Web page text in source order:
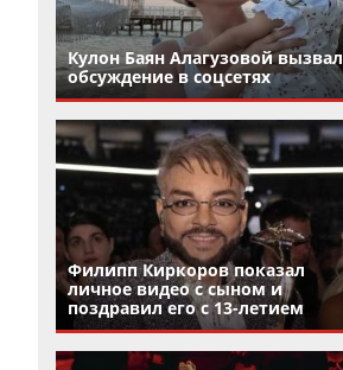
Кулон Баян Алагузовой вызвал
обсуждение в соцсетях
Филипп Киркоров показал
личное видео с сыном и
поздравил его с 13-летием